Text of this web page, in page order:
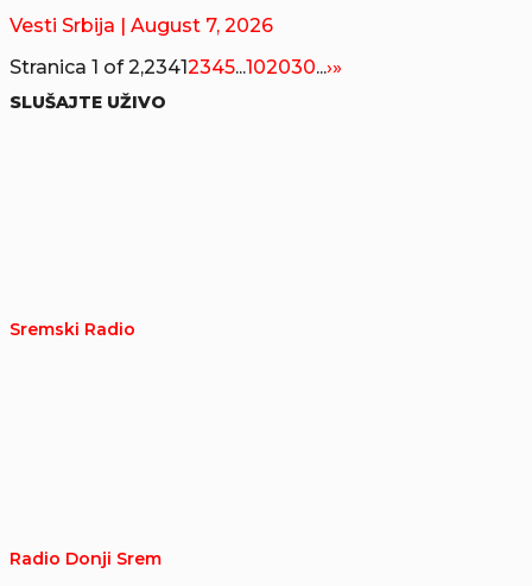
Vesti Srbija
| August 7, 2026
Stranica 1 of 2,23412345...102030...›»
SLUŠAJTE UŽIVO
Sremski Radio
Radio Donji Srem